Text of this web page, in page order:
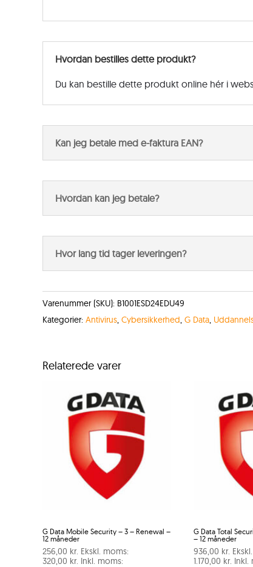
Hvordan bestilles dette produkt?
Du kan bestille dette produkt online hér i
Kan jeg betale med e-faktura EAN?
Hvordan kan jeg betale?
Hvor lang tid tager leveringen?
Varenummer (SKU): B1001ESD24EDU49
Kategorier: Antivirus, Cybersikkerhed, G Data,
Relaterede varer
G Data Mobile Security – 3 – Renewal –
12 måneder
256,00 kr. Ekskl. moms:
320,00 kr. Inkl. moms:
G Data Total
– 12 måneder
936,00 kr.
1.170,00 kr. Inkl.